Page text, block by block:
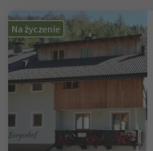
Na życzenie